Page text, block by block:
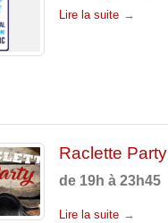
Lire la suite
Raclette Party
de 19h à 23h45
Lire la suite